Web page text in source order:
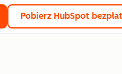
Pobierz HubSpot